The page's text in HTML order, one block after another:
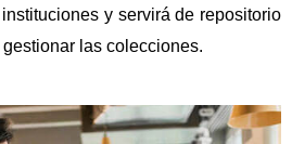
y servirá de repositorio
las colecciones.